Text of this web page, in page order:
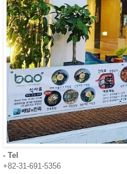
- Tel
+82-31-691-5356